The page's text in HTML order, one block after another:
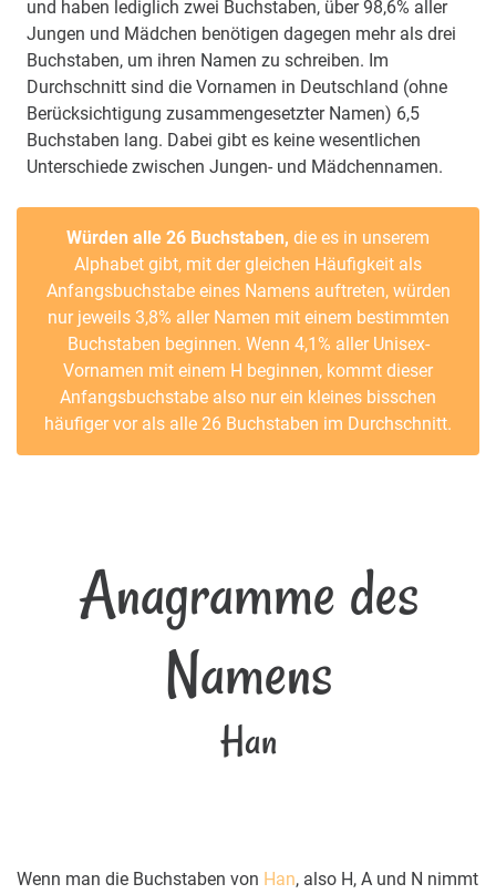
und haben lediglich zwei Buchstaben, über 98,6% aller
Jungen und Mädchen benötigen dagegen mehr als drei
Buchstaben, um ihren Namen zu schreiben. Im
Durchschnitt sind die Vornamen in Deutschland (ohne
Berücksichtigung zusammengesetzter Namen) 6,5
Buchstaben lang. Dabei gibt es keine wesentlichen
Unterschiede zwischen Jungen- und Mädchennamen.
Würden alle 26 Buchstaben, die es in unserem
Alphabet gibt, mit der gleichen Häufigkeit als
Anfangsbuchstabe eines Namens auftreten, würden
nur jeweils 3,8% aller Namen mit einem bestimmten
Buchstaben beginnen. Wenn 4,1% aller Unisex-
Vornamen mit einem H beginnen, kommt dieser
Anfangsbuchstabe also nur ein kleines bisschen
häufiger vor als alle 26 Buchstaben im Durchschnitt.
Anagramme des
Namens
Han
Wenn man die Buchstaben von Han, also H, A und N nimmt